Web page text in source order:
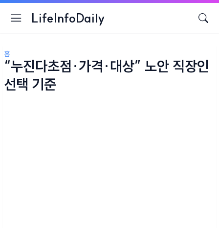
LifeInfoDaily
홈
“누진다초점·가격·대상” 노안 직장인
선택 기준